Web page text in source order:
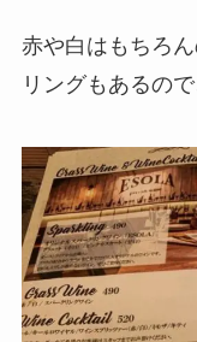
赤や白はもちろ
リングもあるの